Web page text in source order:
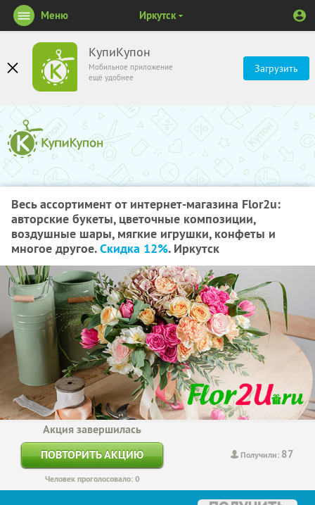
КупиКупон
Мобильное приложение
ещё удобнее
Загрузить
Меню Иркутск
Весь ассортимент от интернет-магазина Flor2u:
авторские букеты, цветочные композиции,
воздушные шары, мягкие игрушки, конфеты и
многое другое.Скидка 12%. Иркутск
Получили: 87
Акция завершилась
ПОВТОРИТЬ АКЦИЮ
Человек проголосовало: 0